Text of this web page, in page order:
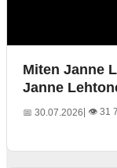
Miten Janne
Janne
📅 30.07.2026| 👁️ 31